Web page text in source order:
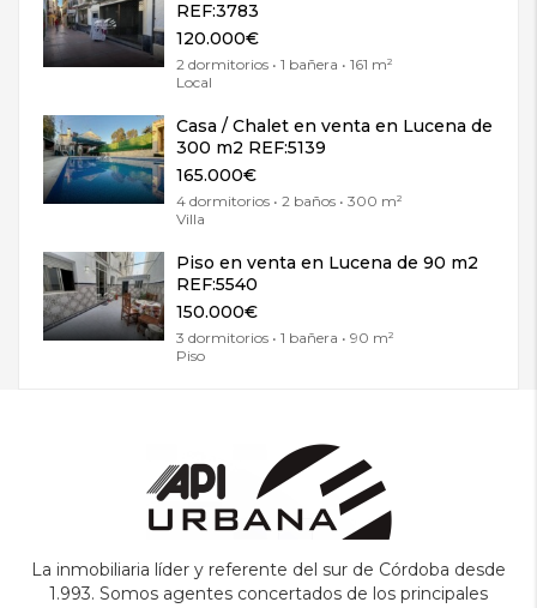
REF:3783
120.000€
2 dormitorios • 1 bañera • 161 m²
Local
Casa / Chalet en venta en Lucena de
300 m2 REF:5139
165.000€
4 dormitorios • 2 baños • 300 m²
Villa
Piso en venta en Lucena de 90 m2
REF:5540
150.000€
3 dormitorios • 1 bañera • 90 m²
Piso
La inmobiliaria líder y referente del sur de Córdoba desde
1.993. Somos agentes concertados de los principales